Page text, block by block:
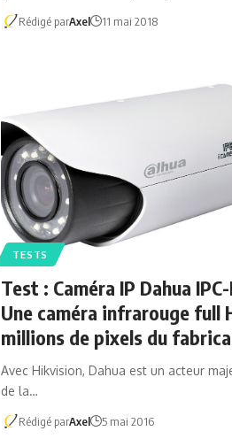
Rédigé parAxel 11 mai 2018
TESTS
Test : Caméra IP Dahua
Une caméra infrarouge full
millions de pixels du
Avec Hikvision, Dahua est un acteur
de la…
Rédigé parAxel 5 mai 2016